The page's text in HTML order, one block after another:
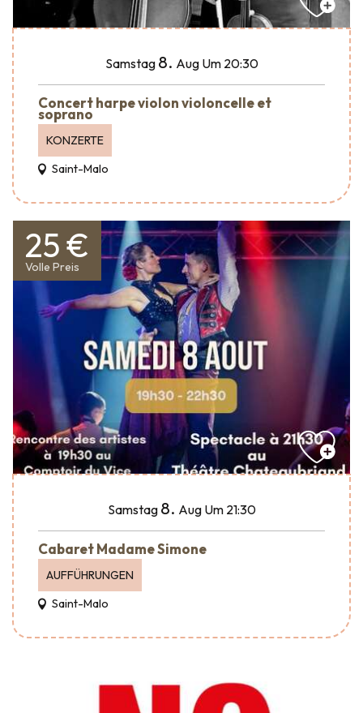
Samstag 8. Aug Um 20:30
Concert harpe violon violoncelle et
soprano
KONZERTE
Saint-Malo
25 €
Volle Preis
Samstag 8. Aug Um 21:30
Cabaret Madame Simone
AUFFÜHRUNGEN
Saint-Malo